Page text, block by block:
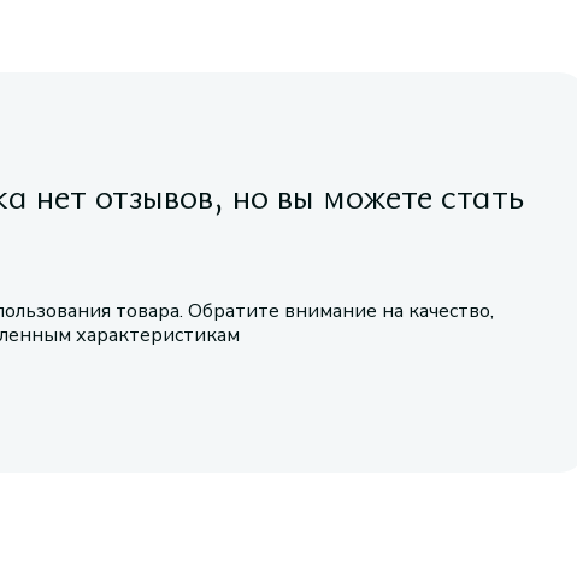
нет отзывов, но вы можете стать
товара. Обратите внимание на качество,
характеристикам